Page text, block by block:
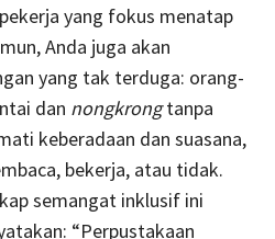
yang fokus menatap
Anda juga akan
yang tak terduga: orang-
dan nongkrongtanpa
keberadaan dan suasana,
bekerja, atau tidak.
semangat inklusif ini
“Perpustakaan